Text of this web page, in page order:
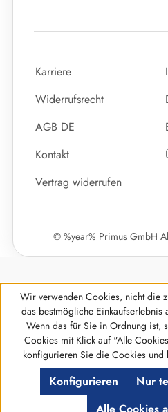
Karriere
Widerrufsrecht
AGB DE
Kontakt
Vertrag widerrufen
© %year% Primus GmbH
Werkzeugleiste anzeigen
Wir verwenden Cookies, nicht die
das bestmögliche Einkaufserlebnis
Wenn das für Sie in Ordnung ist,
Cookies mit Klick auf "Alle
konfigurieren Sie die Cookies und
Nur
Konfigurieren